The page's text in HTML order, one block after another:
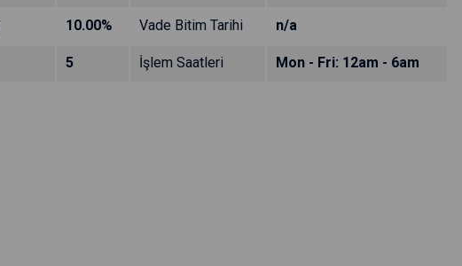
10.00% Vade Bitim Tarihi n/a
5 İşlem Saatleri Mon - Fri: 12am - 6am